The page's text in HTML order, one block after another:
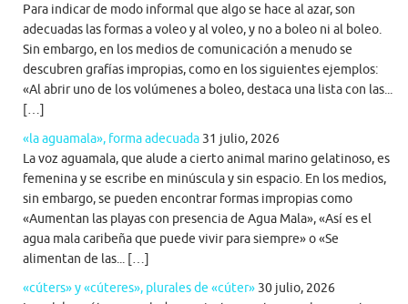
Para indicar de modo informal que algo se hace al azar, son
adecuadas las formas a voleo y al voleo, y no a boleo ni al boleo.
Sin embargo, en los medios de comunicación a menudo se
descubren grafías impropias, como en los siguientes ejemplos:
«Al abrir uno de los volúmenes a boleo, destaca una lista con las...
[…]
«la aguamala», forma adecuada 31 julio, 2026
La voz aguamala, que alude a cierto animal marino gelatinoso, es
femenina y se escribe en minúscula y sin espacio. En los medios,
sin embargo, se pueden encontrar formas impropias como
«Aumentan las playas con presencia de Agua Mala», «Así es el
agua mala caribeña que puede vivir para siempre» o «Se
alimentan de las... […]
«cúters» y «cúteres», plurales de «cúter» 30 julio, 2026